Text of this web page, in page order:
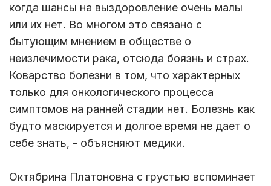
когда шансы на выздоровление очень малы
или их нет. Во многом это связано с
бытующим мнением в обществе о
неизлечимости рака, отсюда боязнь и страх.
Коварство болезни в том, что характерных
только для онкологического процесса
симптомов на ранней стадии нет. Болезнь как
будто маскируется и долгое время не дает о
себе знать, - объясняют медики.
Октябрина Платоновна с грустью вспоминает